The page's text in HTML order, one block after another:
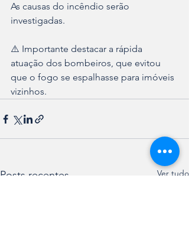
As causas do incêndio serão
investigadas.
⚠️ Importante destacar a rápida
atuação dos bombeiros, que evitou
que o fogo se espalhasse para imóveis
vizinhos.
Posts recentes Ver tudo